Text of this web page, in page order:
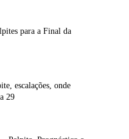
para a Final da
escalações, onde
29